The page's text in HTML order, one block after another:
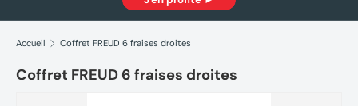
Accueil Coffret FREUD 6 fraises droites
Coffret FREUD 6 fraises droites